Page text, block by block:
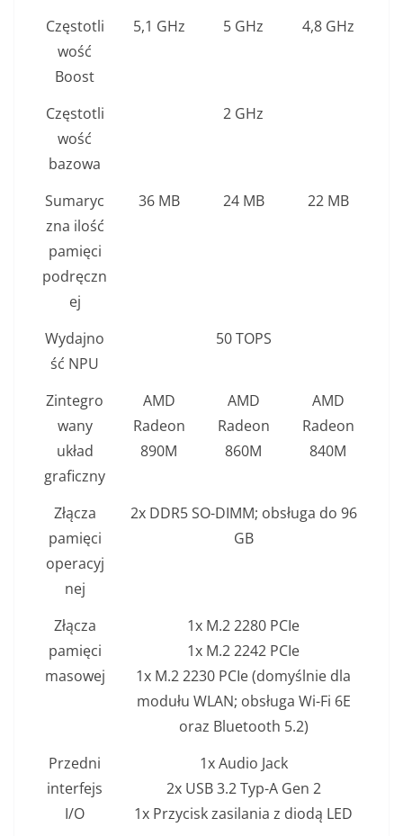
Częstotli
wość
Boost
5,1 GHz 5 GHz 4,8 GHz
Częstotli
wość
bazowa
2 GHz
Sumaryc
zna ilość
pamięci
podręczn
ej
36 MB 24 MB 22 MB
Wydajno
ść NPU
50 TOPS
Zintegro
wany
układ
graficzny
AMD
Radeon
890M
AMD
Radeon
860M
AMD
Radeon
840M
Złącza
pamięci
operacyj
nej
2x DDR5 SO-DIMM; obsługa do 96
GB
Złącza
pamięci
masowej
1x M.2 2280 PCIe
1x M.2 2242 PCIe
1x M.2 2230 PCIe (domyślnie dla
modułu WLAN; obsługa Wi-Fi 6E
oraz Bluetooth 5.2)
Przedni
interfejs
I/O
1x Audio Jack
2x USB 3.2 Typ-A Gen 2
1x Przycisk zasilania z diodą LED